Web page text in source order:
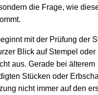
die Frage, wie
mit der Prüfung der
Blick auf Stempel oder
aus. Gerade bei älterem
Stücken oder
nicht immer auf den